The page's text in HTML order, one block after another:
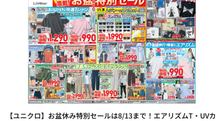
【ユニクロ】お盆休み特別セールは8/13まで！エアリズムT・UVカ